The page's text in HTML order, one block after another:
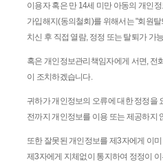
이용자 혹은 만 14세 미만 아동의 개인정
가입해지(동의철회)를 위해서는 "회원
치신 후 직접 열람, 정정 또는 탈퇴가 가
혹은 개인정보관리책임자에게 서면, 전
이 조치하겠습니다.
귀하가 개인정보의 오류에 대한 정정을
전까지 개인정보를 이용 또는 제공하지
또한 잘못된 개인정보를 제3자에게 이
제3자에게 지체없이 통지하여 정정이